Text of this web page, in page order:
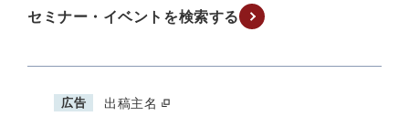
セミナー・イベントを検索する
広告 出稿主名